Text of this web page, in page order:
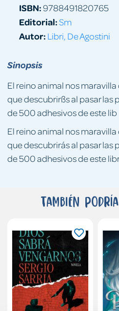
Sinopsis
El reino animal nos
que descubrirßs al pasar las
de 500 adhesivos de este lib
El reino animal nos
que descubrirás al pasar las
de 500 adhesivos de este
ISBN:9788491820765
Editorial:Sm
Autor: Libri, De Agostini
También